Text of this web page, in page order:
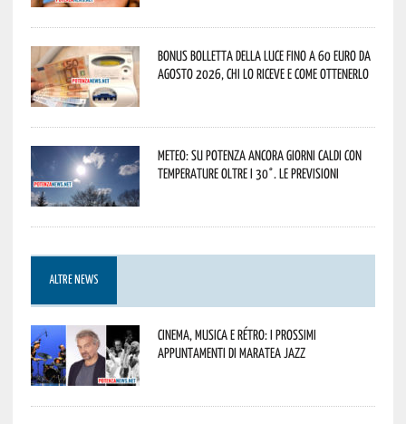
Bonus bolletta della luce fino a 60 euro da
agosto 2026, chi lo riceve e come ottenerlo
Meteo: su Potenza ancora giorni caldi con
temperature oltre i 30°. Le previsioni
ALTRE NEWS
Cinema, musica e rétro: i prossimi
appuntamenti di Maratea Jazz